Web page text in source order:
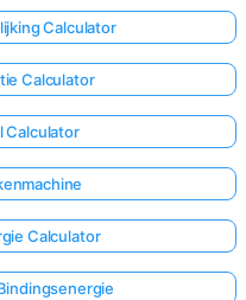
Calculator
Calculator
Calculator
Calculator